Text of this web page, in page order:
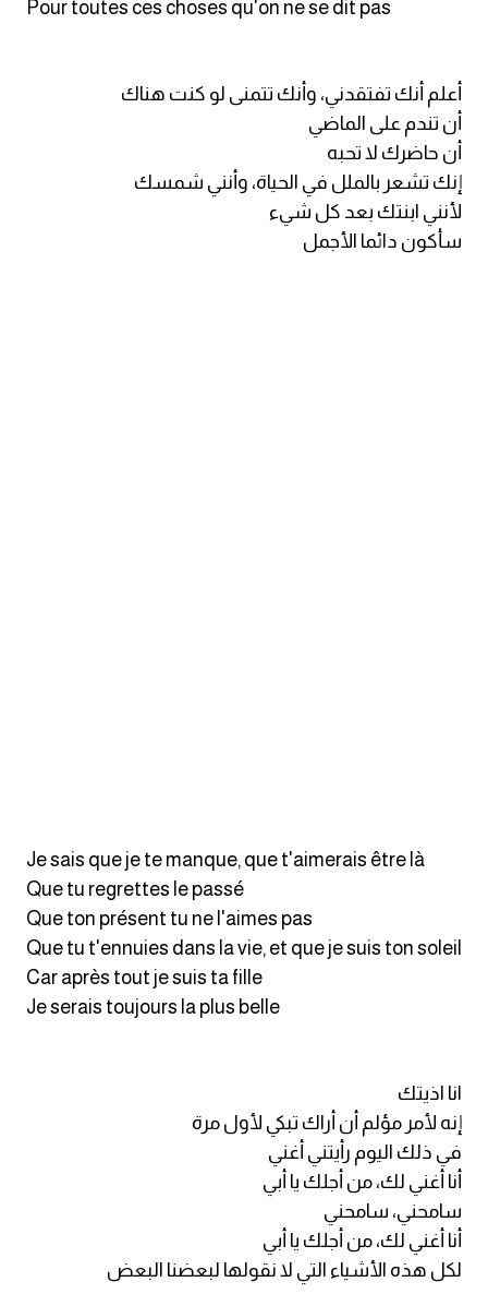
كلمات بحرف h
كلمات بحرف i
كلمات بحرف j
كلمات بحرف u
كلمات بحرف y
كلمات بحرف z
اغلق النافذة
Pour toutes ces choses qu'on ne se dit pas
أعلم أنك تفتقدني، وأنك تتمنى لو كنت هناك
أن تندم على الماضي
أن حاضرك لا تحبه
إنك تشعر بالملل في الحياة، وأنني شمسك
لأنني ابنتك بعد كل شيء
سأكون دائما الأجمل
Je sais que je te manque, que t'aimerais être là
Que tu regrettes le passé
Que ton présent tu ne l'aimes pas
Que tu t'ennuies dans la vie, et que je suis ton soleil
Car après tout je suis ta fille
Je serais toujours la plus belle
انا اذيتك
إنه لأمر مؤلم أن أراك تبكي لأول مرة
في ذلك اليوم رأيتني أغني
أنا أغني لك، من أجلك يا أبي
سامحني، سامحني
أنا أغني لك، من أجلك يا أبي
لكل هذه الأشياء التي لا نقولها لبعضنا البعض